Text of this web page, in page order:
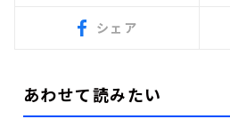
シェア
あわせて読みたい